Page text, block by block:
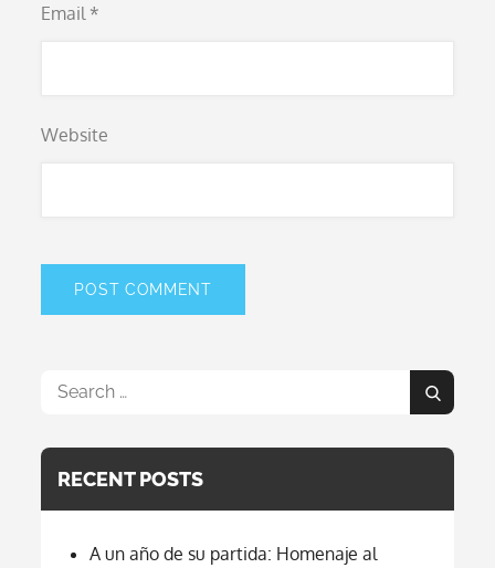
Email *
Website
Search
Search
RECENT POSTS
A un año de su partida: Homenaje al